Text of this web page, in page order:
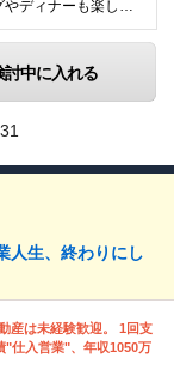
＼仕事終わりにショッピングやディナーも楽しめる◎／ ◆六本木勤務！駅チカの通勤便利な勤務地です♪ ◆転勤なし 【本社】東京都港区六本木5-18-3 (変更の範囲)上記を除く当社関連勤務地
討中に入れる
人生、終わりにし
産は未経験歓迎。 1回支
"仕入営業"、年収1050万